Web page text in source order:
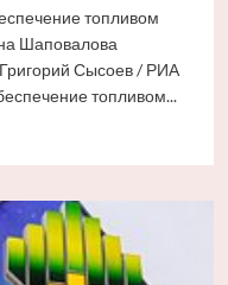
топливом
Шаповалова
Сысоев / РИА
топливом...